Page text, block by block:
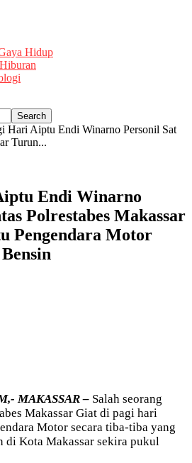
Hidup
Hari Aiptu Endi Winarno Personil Sat
Turun...
Endi Winarno
Polrestabes Makassar
Pengendara Motor
MAKASSAR – Salah seorang
Makassar Giat di pagi hari
Motor secara tiba-tiba yang
di Kota Makassar sekira pukul